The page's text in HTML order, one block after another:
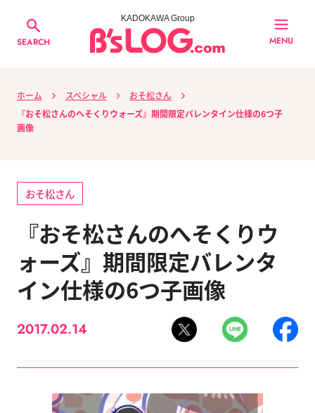
SEARCH
KADOKAWA Group
MENU
ホーム スペシャル
おそ松さん
『おそ松さんのへそくりウォーズ』期間限定バレンタイン仕様の6つ子
画像
おそ松さん
『おそ松さんのへそくりウ
ォーズ』期間限定バレンタ
イン仕様の6つ子画像
2017.02.14